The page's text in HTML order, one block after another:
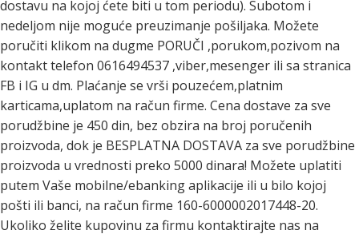
dostavu na kojoj ćete biti u tom periodu). Subotom i
nedeljom nije moguće preuzimanje pošiljaka. Možete
poručiti klikom na dugme PORUČI ,porukom,pozivom na
kontakt telefon 0616494537 ,viber,mesenger ili sa stranica
FB i IG u dm. Plaćanje se vrši pouzećem,platnim
karticama,uplatom na račun firme. Cena dostave za sve
porudžbine je 450 din, bez obzira na broj poručenih
proizvoda, dok je BESPLATNA DOSTAVA za sve porudžbine
proizvoda u vrednosti preko 5000 dinara! Možete uplatiti
putem Vaše mobilne/ebanking aplikacije ili u bilo kojoj
pošti ili banci, na račun firme 160-6000002017448-20.
Ukoliko želite kupovinu za firmu kontaktirajte nas na